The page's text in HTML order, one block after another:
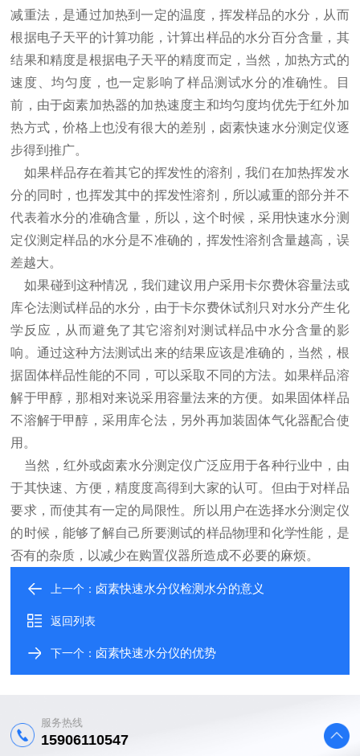
减重法，是通过加热到一定的温度，挥发样品的水分，从而
根据电子天平的计算功能，计算出样品的水分百分含量，其
结果和精度是根据电子天平的精度而定，当然，加热方式的
速度、均匀度，也一定影响了样品测试水分的准确性。目
前，由于卤素加热器的加热速度主和均匀度均优先于红外加
热方式，价格上也没有很大的差别，卤素快速水分测定仪逐
步得到推广。
如果样品存在着其它的挥发性的溶剂，我们在加热挥发水
分的同时，也挥发其中的挥发性溶剂，所以减重的部分并不
代表着水分的准确含量，所以，这个时候，采用快速水分测
定仪测定样品的水分是不准确的，挥发性溶剂含量越高，误
差越大。
如果碰到这种情况，我们建议用户采用卡尔费休容量法或
库仑法测试样品的水分，由于卡尔费休试剂只对水分产生化
学反应，从而避免了其它溶剂对测试样品中水分含量的影
响。通过这种方法测试出来的结果应该是准确的，当然，根
据固体样品性能的不同，可以采取不同的方法。如果样品溶
解于甲醇，那相对来说采用容量法来的方便。如果固体样品
不溶解于甲醇，采用库仑法，另外再加装固体气化器配合使
用。
当然，红外或卤素水分测定仪广泛应用于各种行业中，由
于其快速、方便，精度度高得到大家的认可。但由于对样品
要求，而使其有一定的局限性。所以用户在选择水分测定仪
的时候，能够了解自己所要测试的样品物理和化学性能，是
否有的杂质，以减少在购置仪器所造成不必要的麻烦。
上一个： 卤素快速水分仪检测水分的意义
返回列表
下一个： 卤素快速水分仪的优势
服务热线
15906110547